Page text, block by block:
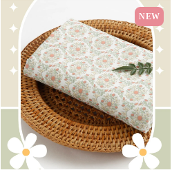
NEW